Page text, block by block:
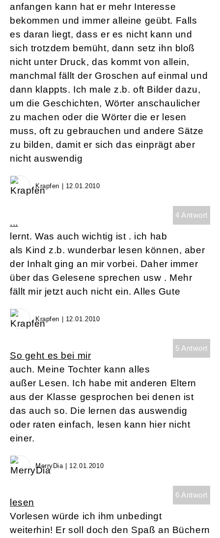
anfangen kann hat er mehr Interesse
bekommen und immer alleine geübt. Falls
es daran liegt, dass er es nicht kann und
sich trotzdem bemüht, dann setz ihn bloß
nicht unter Druck, das kommt von allein,
manchmal fällt der Groschen auf einmal und
dann klappts. Ich male z.b. oft Bilder dazu,
um die Geschichten, Wörter anschaulicher
zu machen oder die Wörter die er lesen
muss, oft zu gebrauchen und andere Sätze
zu bilden, damit er sich das einprägt aber
nicht auswendig
Krapfen | 12.01.2010
4 Antwort
...
lernt. Was auch wichtig ist . ich hab
als Kind z.b. wunderbar lesen können, aber
der Inhalt ging an mir vorbei. Daher immer
über das Gelesene sprechen usw . Mehr
fällt mir jetzt auch nicht ein. Alles Gute
Krapfen | 12.01.2010
5 Antwort
So geht es bei mir
auch. Meine Tochter kann alles
außer Lesen. Ich habe mit anderen Eltern
aus der Klasse gesprochen bei denen ist
das auch so. Die lernen das auswendig
oder raten einfach, lesen kann hier nicht
einer.
MerryDia | 12.01.2010
6 Antwort
lesen
Vorlesen würde ich ihm unbedingt
weiterhin! Er soll doch den Spaß an Büchern